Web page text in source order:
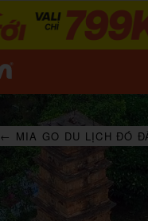
← MIA GO DU LỊCH ĐÓ